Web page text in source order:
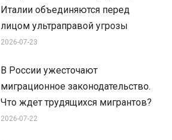
Италии объединяются перед
лицом ультраправой угрозы
2026-07-23
В России ужесточают
миграционное законодательство.
Что ждет трудящихся мигрантов?
2026-07-22